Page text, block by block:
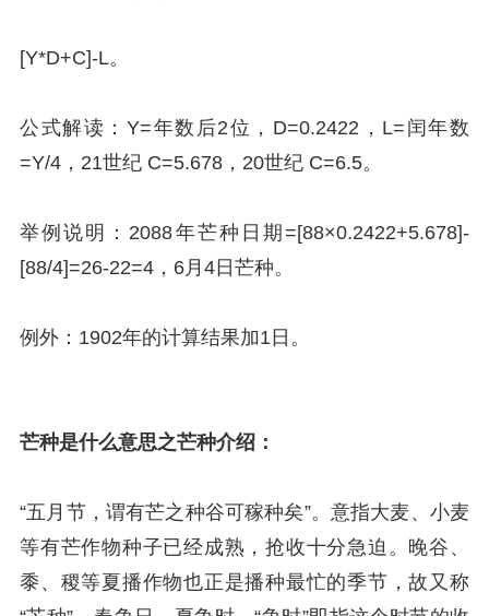
[Y*D+C]-L。
公式解读：Y=年数后2位，D=0.2422，L=闰年数
=Y/4，21世纪 C=5.678，20世纪 C=6.5。
举例说明：2088年芒种日期=[88×0.2422+5.678]-
[88/4]=26-22=4，6月4日芒种。
例外：1902年的计算结果加1日。
芒种是什么意思之芒种介绍：
“五月节，谓有芒之种谷可稼种矣”。意指大麦、小麦
等有芒作物种子已经成熟，抢收十分急迫。晚谷、
黍、稷等夏播作物也正是播种最忙的季节，故又称